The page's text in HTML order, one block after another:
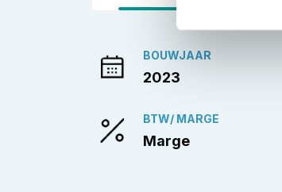
BOUWJAAR
2023
BTW/ MARGE
Marge